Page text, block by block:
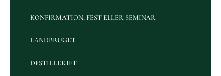
KONFIRMATION, FEST ELLER SEMINAR
LANDBRUGET
DESTILLERIET